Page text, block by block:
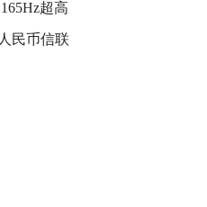
超高
民币信联